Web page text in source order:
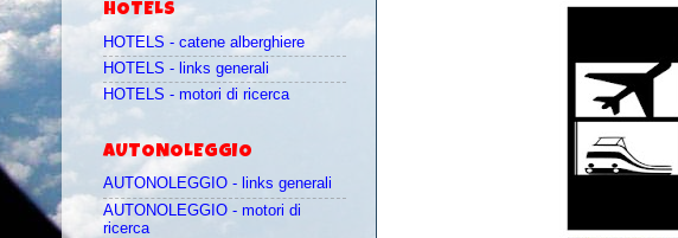
HOTELS
HOTELS - catene alberghiere
HOTELS - links generali
HOTELS - motori di ricerca
AUTONOLEGGIO
AUTONOLEGGIO - links generali
AUTONOLEGGIO - motori di
ricerca